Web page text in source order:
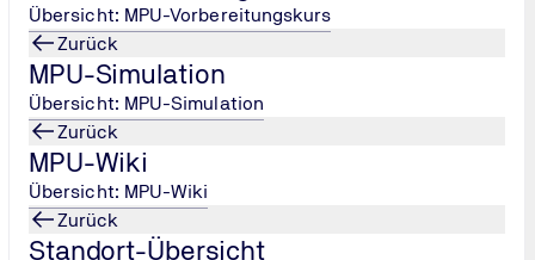
Übersicht: MPU-Vorbereitungskurs
Zurück
MPU-Simulation
Übersicht: MPU-Simulation
Zurück
MPU-Wiki
Übersicht: MPU-Wiki
Zurück
Standort-Übersicht
kostenlos per Video-Termin!